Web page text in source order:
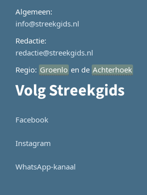
Algemeen:
info@streekgids.nl
Redactie:
redactie@streekgids.nl
Regio: Groenlo en de Achterhoek
Volg Streekgids
Facebook
Instagram
WhatsApp-kanaal